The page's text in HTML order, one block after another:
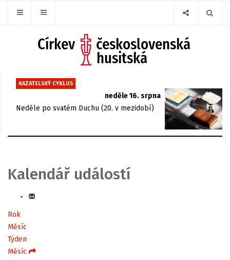
KAZATELSKÝ CYKLUS
neděle 16. srpna
Neděle po svatém Duchu (20. v mezidobí)
Kalendář událostí
Rok
Měsíc
Týden
Měsíc